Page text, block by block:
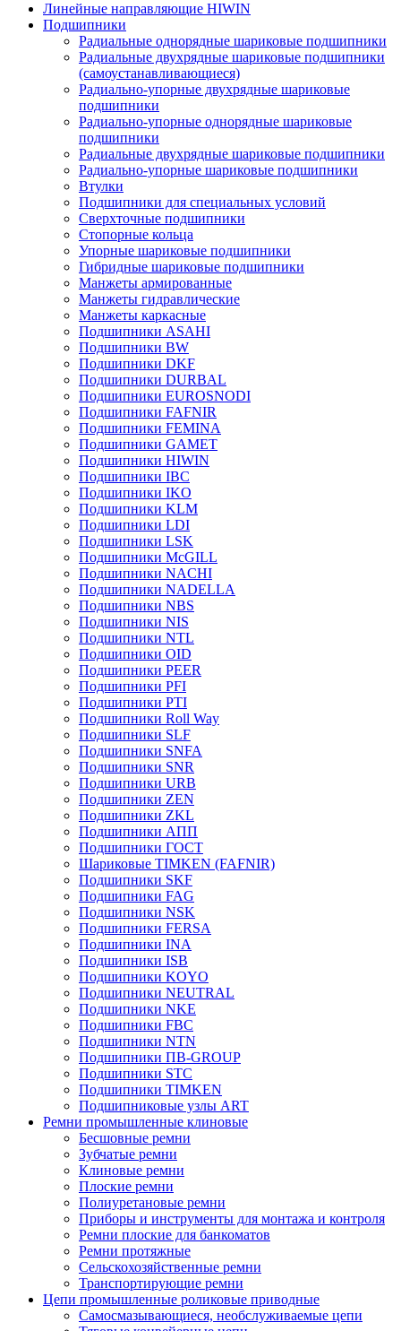
Линейные направляющие HIWIN
Подшипники
Радиальные однорядные шариковые подшипники
Радиальные двухрядные шариковые подшипники
(самоустанавливающиеся)
Радиально-упорные двухрядные шариковые
подшипники
Радиально-упорные однорядные шариковые
подшипники
Радиальные двухрядные шариковые подшипники
Радиально-упорные шариковые подшипники
Втулки
Подшипники для специальных условий
Сверхточные подшипники
Стопорные кольца
Упорные шариковые подшипники
Гибридные шариковые подшипники
Манжеты армированные
Манжеты гидравлические
Манжеты каркасные
Подшипники ASAHI
Подшипники BW
Подшипники DKF
Подшипники DURBAL
Подшипники EUROSNODI
Подшипники FAFNIR
Подшипники FEMINA
Подшипники GAMET
Подшипники HIWIN
Подшипники IBC
Подшипники IKO
Подшипники KLM
Подшипники LDI
Подшипники LSK
Подшипники McGILL
Подшипники NACHI
Подшипники NADELLA
Подшипники NBS
Подшипники NIS
Подшипники NTL
Подшипники OID
Подшипники PEER
Подшипники PFI
Подшипники PTI
Подшипники Roll Way
Подшипники SLF
Подшипники SNFA
Подшипники SNR
Подшипники URB
Подшипники ZEN
Подшипники ZKL
Подшипники АПП
Подшипники ГОСТ
Шариковые ТІMKEN (FAFNIR)
Подшипники SKF
Подшипники FAG
Подшипники NSK
Подшипники FERSA
Подшипники INA
Подшипники ISB
Подшипники KOYO
Подшипники NEUTRAL
Подшипники NKE
Подшипники FBC
Подшипники NTN
Подшипники ПВ-GROUP
Подшипники STC
Подшипники TIMKEN
Подшипниковые узлы ART
Ремни промышленные клиновые
Бесшовные ремни
Зубчатые ремни
Клиновые ремни
Плоские ремни
Полиуретановые ремни
Приборы и инструменты для монтажа и контроля
Ремни плоские для банкоматов
Ремни протяжные
Сельскохозяйственные ремни
Транспортирующие ремни
Цепи промышленные роликовые приводные
Самосмазывающиеся, необслуживаемые цепи